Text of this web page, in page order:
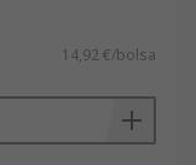
14,92 €/bolsa